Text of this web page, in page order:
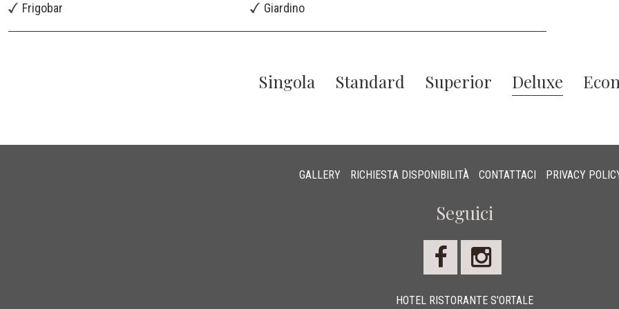
Frigobar
Giardino
Singola Standard Superior Deluxe
GALLERY RICHIESTA DISPONIBILITÀ CONTATTACI PRIVACY
Seguici
HOTEL RISTORANTE S'ORTALE